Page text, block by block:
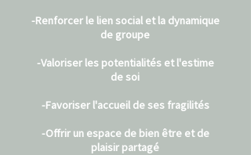
-Renforcer le lien social et la dynamique
de groupe
-Valoriser les potentialités et l'estime
de soi
-Favoriser l'accueil de ses fragilités
-Offrir un espace de bien être et de
plaisir partagé